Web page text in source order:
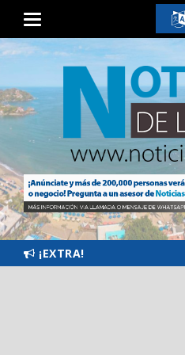
¡EXTRA!